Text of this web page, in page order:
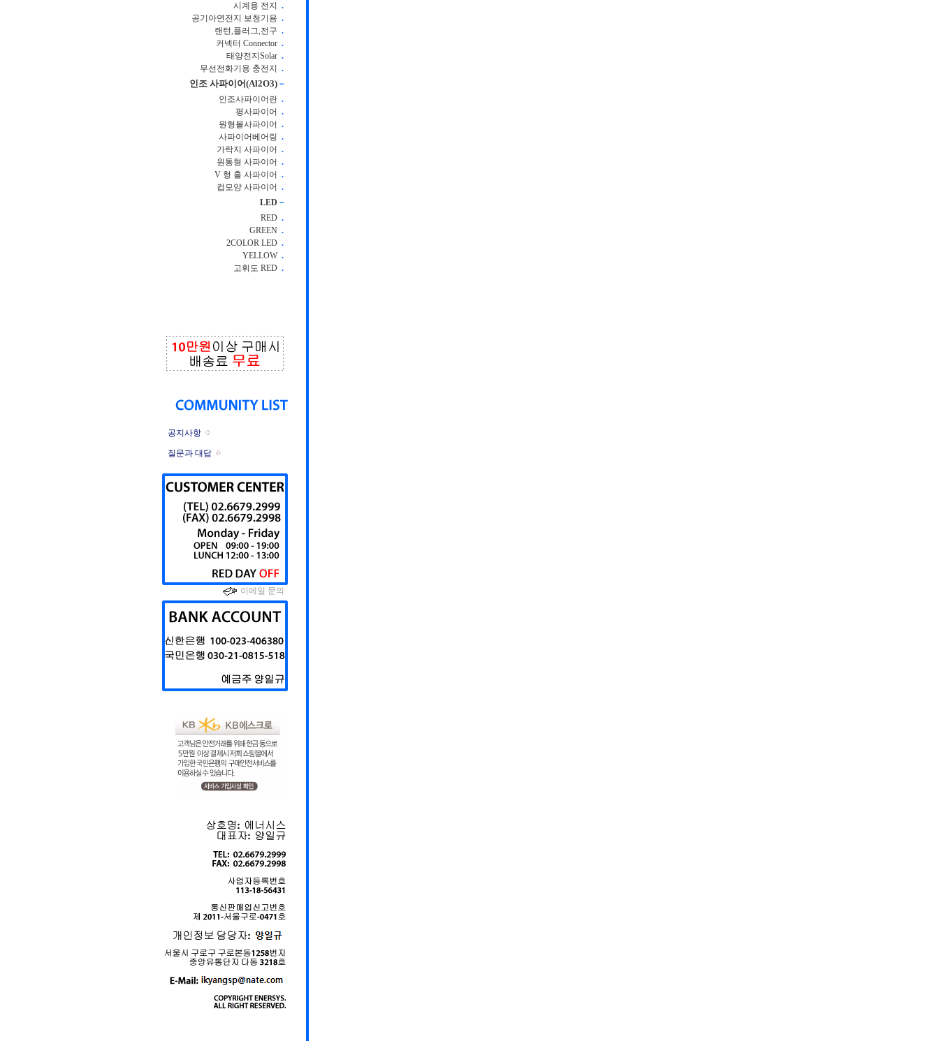
시계용 전지
.
공기아연전지 보청기용 .
랜턴,플러그,전구 .
커넥터 Connector .
태양전지Solar .
무선전화기용 충전지
.
인조 사파이어(Al2O3) －
인조사파이어란 .
평사파이어 .
원형볼사파이어 .
사파이어베어링 .
가락지 사파이어 .
원통형 사파이어 .
V 형 홀 사파이어 .
컵모양 사파이어 .
LED －
RED .
GREEN .
2COLOR LED .
YELLOW .
고휘도 RED .
공지사항
질문과 대답
이메일 문의